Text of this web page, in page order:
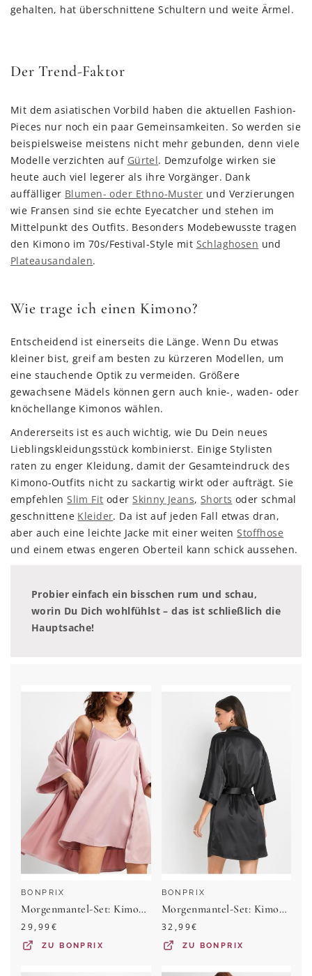
gehalten, hat überschnittene Schultern und weite Ärmel.
Der Trend-Faktor
Mit dem asiatischen Vorbild haben die aktuellen Fashion-
Pieces nur noch ein paar Gemeinsamkeiten. So werden sie
beispielsweise meistens nicht mehr gebunden, denn viele
Modelle verzichten auf Gürtel. Demzufolge wirken sie
heute auch viel legerer als ihre Vorgänger. Dank
auffälliger Blumen- oder Ethno-Muster und Verzierungen
wie Fransen sind sie echte Eyecatcher und stehen im
Mittelpunkt des Outfits. Besonders Modebewusste tragen
den Kimono im 70s/Festival-Style mit Schlaghosen und
Plateausandalen.
Wie trage ich einen Kimono?
Entscheidend ist einerseits die Länge. Wenn Du etwas
kleiner bist, greif am besten zu kürzeren Modellen, um
eine stauchende Optik zu vermeiden. Größere
gewachsene Mädels können gern auch knie-, waden- oder
knöchellange Kimonos wählen.
Andererseits ist es auch wichtig, wie Du Dein neues
Lieblingskleidungsstück kombinierst. Einige Stylisten
raten zu enger Kleidung, damit der Gesamteindruck des
Kimono-Outfits nicht zu sackartig wirkt oder aufträgt. Sie
empfehlenSlim Fit oderSkinny Jeans, Shorts oder schmal
geschnittene Kleider. Da ist auf jeden Fall etwas dran,
aber auch eine leichte Jacke mit einer weitenStoffhose
und einem etwas engeren Oberteil kann schick aussehen.
Probier einfach ein bisschen rum und schau,
worin Du Dich wohlfühlst – das ist schließlich die
Hauptsache!
BONPRIX
Morgenmantel-Set: Kimono + Negligé (2-tlg.Set)
29,99€
ZUBONPRIX
BONPRIX
Morgenmantel-Set: Kimono + Negligé (2-tlg.Set)
32,99€
ZU BONPRIX